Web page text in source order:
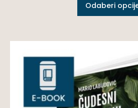
Odaberi